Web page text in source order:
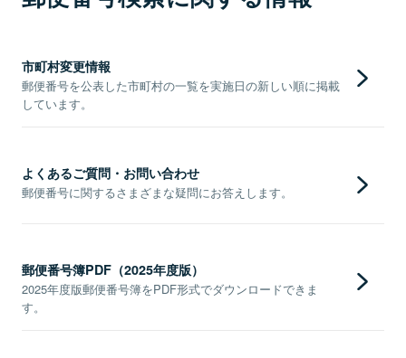
市町村変更情報
郵便番号を公表した市町村の一覧を実施日の新しい順に掲載
しています。
よくあるご質問・お問い合わせ
郵便番号に関するさまざまな疑問にお答えします。
郵便番号簿PDF（2025年度版）
2025年度版郵便番号簿をPDF形式でダウンロードできま
す。